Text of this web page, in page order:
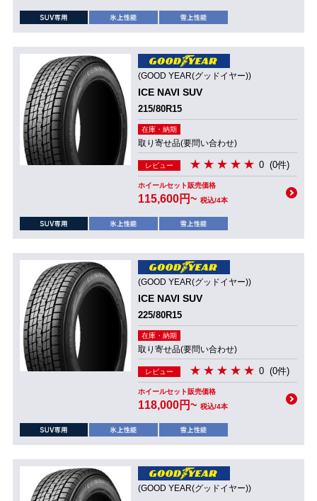
(GOOD YEAR(グッドイヤー))
ICE NAVI SUV
215/80R15
在庫・納期
取り寄せ品(要問い合わせ)
レビュー 0 (0件)
ホイールセット販売価格
115,600円~ 税込/4本
(GOOD YEAR(グッドイヤー))
ICE NAVI SUV
225/80R15
在庫・納期
取り寄せ品(要問い合わせ)
レビュー 0 (0件)
ホイールセット販売価格
118,000円~ 税込/4本
(GOOD YEAR(グッドイヤー))